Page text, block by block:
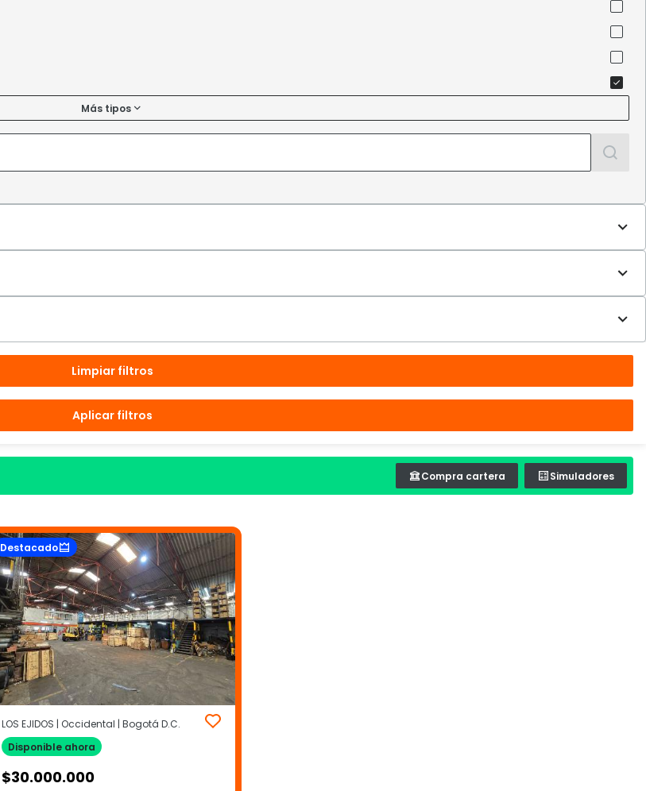
Más tipos
Limpiar filtros
Aplicar filtros
Compra cartera Simuladores
Destacado
LOS EJIDOS | Occidental | Bogotá D.C.
Disponible ahora
$30.000.000